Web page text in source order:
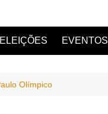
ELEIÇÕES EVENTOS
Olímpico